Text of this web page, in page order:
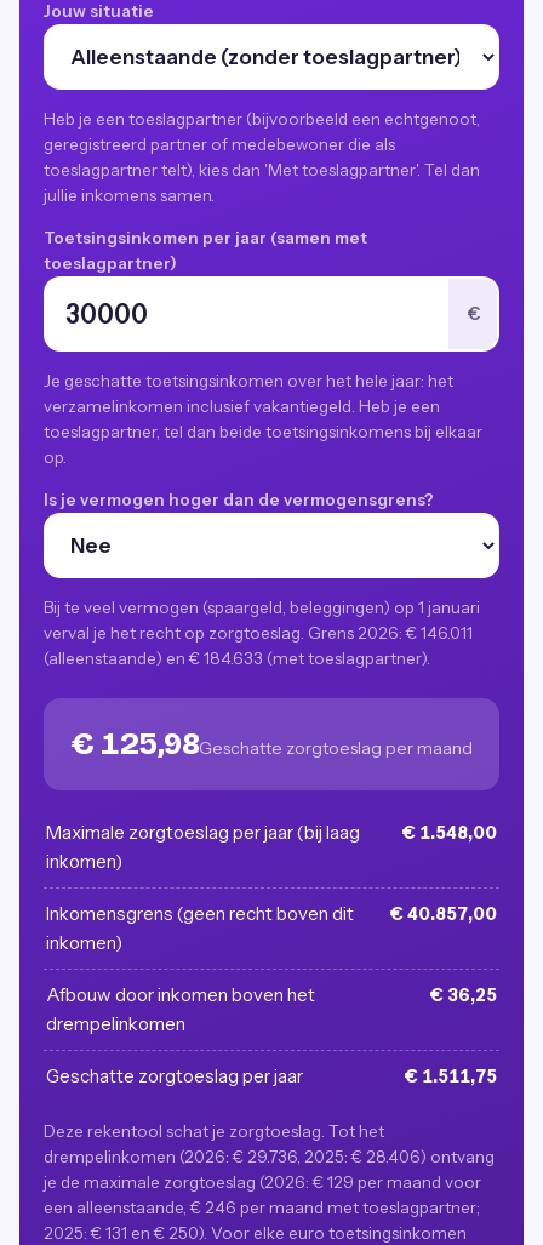
Jouw situatie
Heb je een toeslagpartner (bijvoorbeeld een echtgenoot,
geregistreerd partner of medebewoner die als
toeslagpartner telt), kies dan 'Met toeslagpartner'. Tel dan
jullie inkomens samen.
Toetsingsinkomen per jaar (samen met
toeslagpartner)
€
Je geschatte toetsingsinkomen over het hele jaar: het
verzamelinkomen inclusief vakantiegeld. Heb je een
toeslagpartner, tel dan beide toetsingsinkomens bij elkaar
op.
Is je vermogen hoger dan de vermogensgrens?
Bij te veel vermogen (spaargeld, beleggingen) op 1 januari
verval je het recht op zorgtoeslag. Grens 2026: € 146.011
(alleenstaande) en € 184.633 (met toeslagpartner).
€ 125,98Geschatte zorgtoeslag per maand
Maximale zorgtoeslag per jaar (bij laag
inkomen)
€ 1.548,00
Inkomensgrens (geen recht boven dit
inkomen)
€ 40.857,00
Afbouw door inkomen boven het
drempelinkomen
€ 36,25
Geschatte zorgtoeslag per jaar € 1.511,75
Deze rekentool schat je zorgtoeslag. Tot het
drempelinkomen (2026: € 29.736, 2025: € 28.406) ontvang
je de maximale zorgtoeslag (2026: € 129 per maand voor
een alleenstaande, € 246 per maand met toeslagpartner;
2025: € 131 en € 250). Voor elke euro toetsingsinkomen